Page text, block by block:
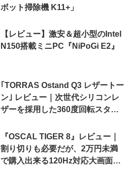
ボット掃除機 K11+」
【レビュー】激安＆超小型のIntel
N150搭載ミニPC『NiPoGi E2』
｢TORRAS Ostand Q3 レザートー
ン｣ レビュー｜次世代シリコンレ
ザーを採用した360度回転スタン
『OSCAL TIGER 8』レビュー｜
割り切りも必要だが、2万円未満
で購入出来る120Hz対応大画面ス